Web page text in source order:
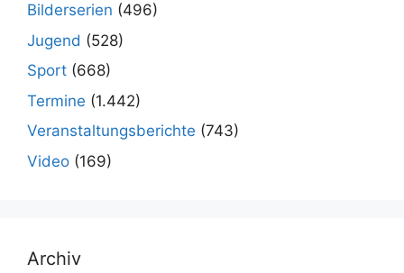
Bilderserien (496)
Jugend (528)
Sport (668)
Termine (1.442)
Veranstaltungsberichte (743)
Video (169)
Archiv